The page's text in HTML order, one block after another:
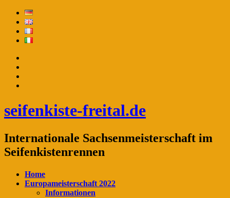
seifenkiste-freital.de
Internationale Sachsenmeisterschaft im
Seifenkistenrennen
Home
Europameisterschaft 2022
Informationen